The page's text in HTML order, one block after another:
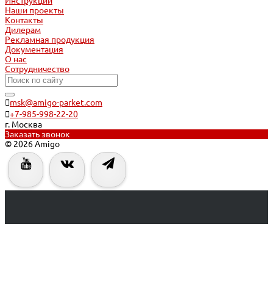
Наши проекты
Контакты
Дилерам
Рекламная продукция
Документация
О нас
Сотрудничество
msk@amigo-parket.com
+7-985-998-22-20
г. Москва
Заказать звонок
© 2026 Amigo